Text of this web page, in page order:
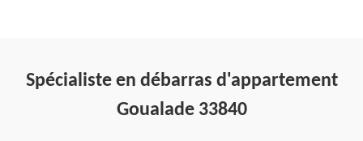
Spécialiste en débarras d'appartement
Goualade 33840